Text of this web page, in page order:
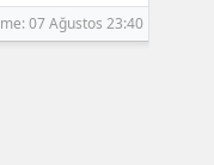
07 Ağustos 23:40